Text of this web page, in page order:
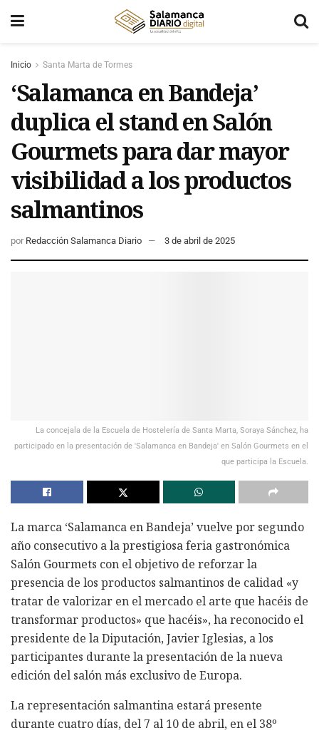
Inicio Santa Marta de Tormes
‘Salamanca en Bandeja’
duplica el stand en Salón
Gourmets para dar mayor
visibilidad a los productos
salmantinos
por Redacción Salamanca Diario 3 de abril de 2025
La concejala de la Escuela de Hostelería de Santa Marta, Soraya Sánchez, ha
participado en la presentación de 'Salamanca en Bandeja' en Salón Gourmets en el
que participa la Escuela.
La marca ‘Salamanca en Bandeja’ vuelve por segundo
año consecutivo a la prestigiosa feria gastronómica
Salón Gourmets con el objetivo de reforzar la
presencia de los productos salmantinos de calidad «y
tratar de valorizar en el mercado el arte que hacéis de
transformar productos» que hacéis», ha reconocido el
presidente de la Diputación, Javier Iglesias, a los
participantes durante la presentación de la nueva
edición del salón más exclusivo de Europa.
La representación salmantina estará presente
durante cuatro días, del 7 al 10 de abril, en el 38º